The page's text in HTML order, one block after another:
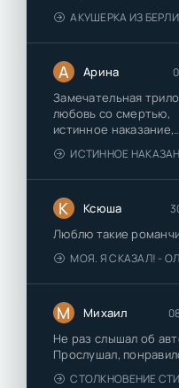
АКУШЕРКА ИЗ БЕРЛИНА - АННА
А Арина
Замечательная
любовь со смертью,
истинное наказание,
любимая для монстра -
понравились
ИСТИННОЕ НАКАЗАНИЕ - ОЛЬГА
К Ксюша
Люблю такие
МОЯ. Я СКАЗАЛ! -
М Михаил
Не раз слышал об
Прослушал,
СТОЛКНОВЕНИЕ СТИХИЙ - ВАЛЕРИЙ